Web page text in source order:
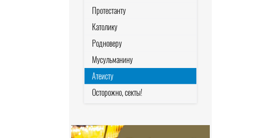
Протестанту
Католику
Родноверу
Мусульманину
Атеисту
Осторожно, секты!